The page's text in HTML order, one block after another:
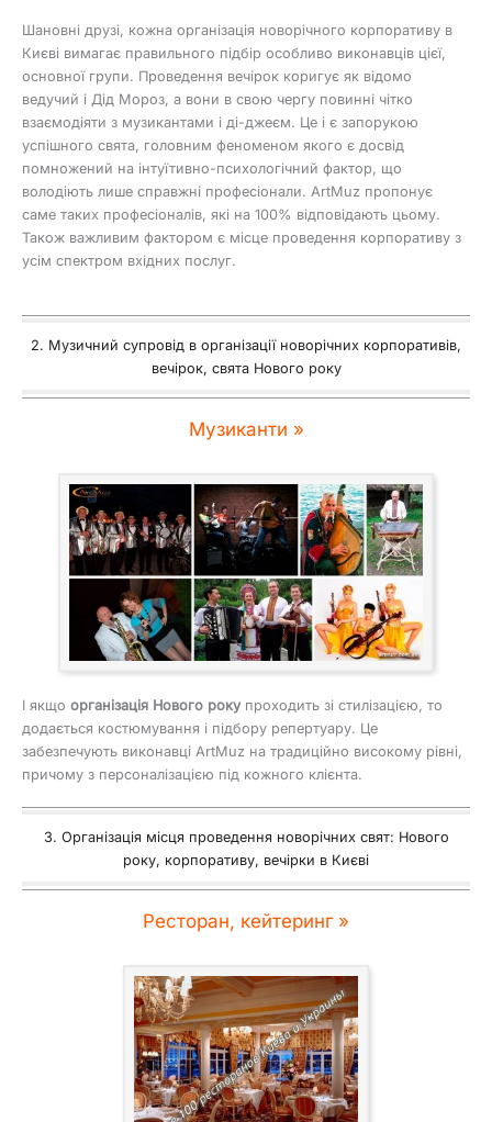
Шановні друзі, кожна організація новорічного корпоративу в
Києві вимагає правильного підбір особливо виконавців цієї,
основної групи. Проведення вечірок коригує як відомо
ведучий і Дід Мороз, а вони в свою чергу повинні чітко
взаємодіяти з музикантами і ді-джеєм. Це і є запорукою
успішного свята, головним феноменом якого є досвід
помножений на інтуїтивно-психологічний фактор, що
володіють лише справжні професіонали. ArtMuz пропонує
саме таких професіоналів, які на 100% відповідають цьому.
Також важливим фактором є місце проведення корпоративу з
усім спектром вхідних послуг.
2. Музичний супровід в організації новорічних корпоративів,
вечірок, свята Нового року
Музиканти »
І якщо організація Нового рокупроходить зі стилізацією, то
додається костюмування і підбору репертуару. Це
забезпечують виконавці ArtMuz на традиційно високому рівні,
причому з персоналізацією під кожного клієнта.
3. Організація місця проведення новорічних свят: Нового
року, корпоративу, вечірки в Києві
Ресторан, кейтеринг »